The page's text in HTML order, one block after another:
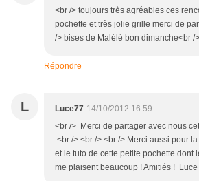
<br /> toujours très agréables ces
pochette et très jolie grille merci de
/> bises de Malélé bon dimanche<br />
Répondre
L Luce77 14/10/2012 16:59
<br /> Merci de partager avec nous
<br /> <br /> <br /> Merci aussi pour
et le tuto de cette petite pochette dont
me plaisent beaucoup ! Amitiés !